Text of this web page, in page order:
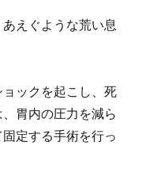
えぐような荒い息
ックを起こし、死
胃内の圧力を減ら
定する手術を行っ